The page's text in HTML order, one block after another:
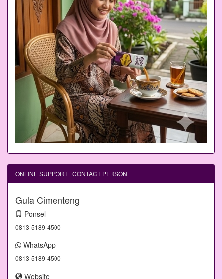
ONLINE SUPPORT | CONTACT PERSON
Gula Cimenteng
Ponsel
0813-5189-4500
WhatsApp
0813-5189-4500
Website